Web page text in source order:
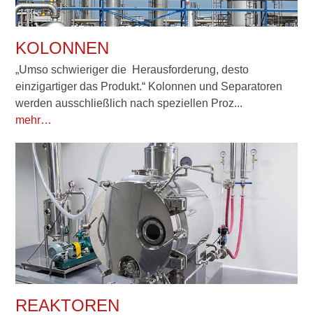
KOLONNEN
„Umso schwieriger die Herausforderung, desto
einzigartiger das Produkt.“ Kolonnen und Separatoren
werden ausschließlich nach speziellen Proz...
mehr…
REAKTOREN